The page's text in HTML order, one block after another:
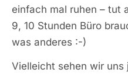
einfach mal ruhen – tut
9, 10 Stunden Büro
was anderes :-)
Vielleicht sehen wir uns